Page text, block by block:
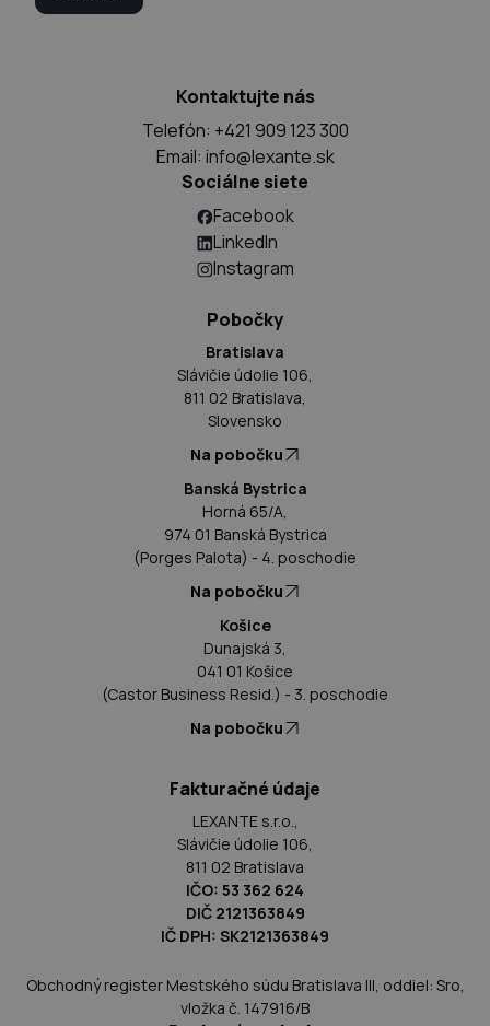
Kontaktujte nás
Telefón: +421 909 123 300
Email: info@lexante.sk
Sociálne siete
Facebook
LinkedIn
Instagram
Pobočky
Bratislava
Slávičie údolie 106,
811 02 Bratislava,
Slovensko
Na pobočku
Banská Bystrica
Horná 65/A,
974 01 Banská Bystrica
(Porges Palota) - 4. poschodie
Na pobočku
Košice
Dunajská 3,
041 01 Košice
(Castor Business Resid.) - 3. poschodie
Na pobočku
Fakturačné údaje
LEXANTE s.r.o.,
Slávičie údolie 106,
811 02 Bratislava
IČO: 53 362 624
DIČ 2121363849
IČ DPH: SK2121363849
Obchodný register Mestského súdu Bratislava III, oddiel: Sro,
vložka č. 147916/B